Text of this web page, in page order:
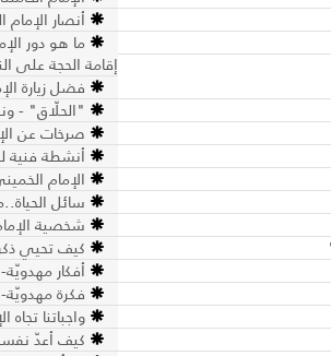
أنصار
ما هو دور
إقامة الحجة على
فضل زيارة
"الحلّاق" -
صرخات عن
أنشطة فنية
الإمام
سائل
شخصية
كيف تحيي
أفكار مهدويّة- 2
فكرة مهدويّة- 6
واجباتنا
كيف أعدّ